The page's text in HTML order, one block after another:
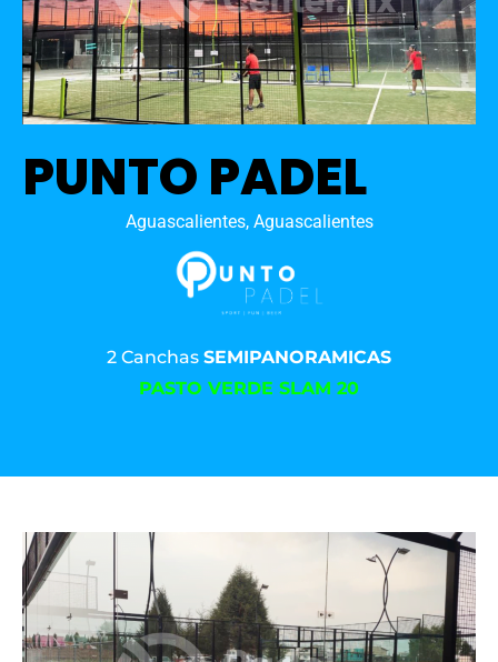
PUNTO PADEL
Aguascalientes, Aguascalientes
2 Canchas SEMIPANORAMICAS
PASTO VERDE SLAM 20